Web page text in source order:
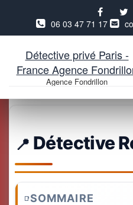
Aller
contenu
06 03 47 71 17
Détective privé Paris -
France Agence
Agence Fondrillon
Détective
SOMMAIRE